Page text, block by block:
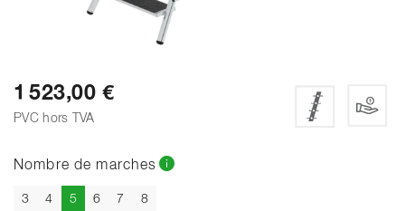
1 523,00 €
PVC hors TVA
Nombre de marches
3 4 5Actuel
6 7 8